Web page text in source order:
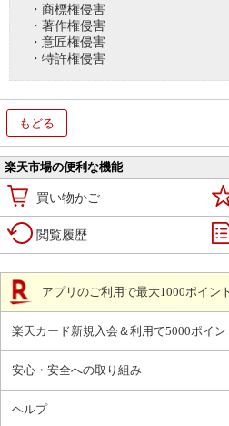
・商標権侵害
・著作権侵害
・意匠権侵害
・特許権侵害
もどる
楽天市場の便利な機能
買い物かご
閲覧履歴
アプリのご利用で最大1000ポイン
楽天カード新規入会＆利用で5000ポイン
安心・安全への取り組み
ヘルプ